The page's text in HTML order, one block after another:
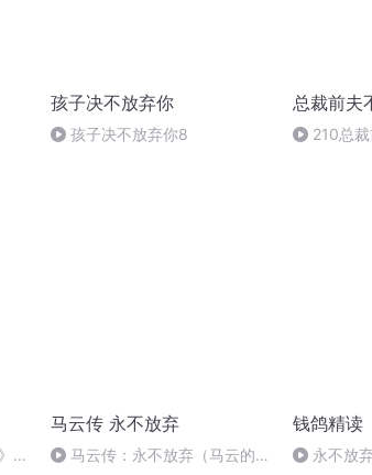
孩子决不放弃你
孩子决不放弃你8
总裁前夫
210总
第
马云传 永不放弃
马云传：永不放弃（马云的成
钱鸽精读
永不放